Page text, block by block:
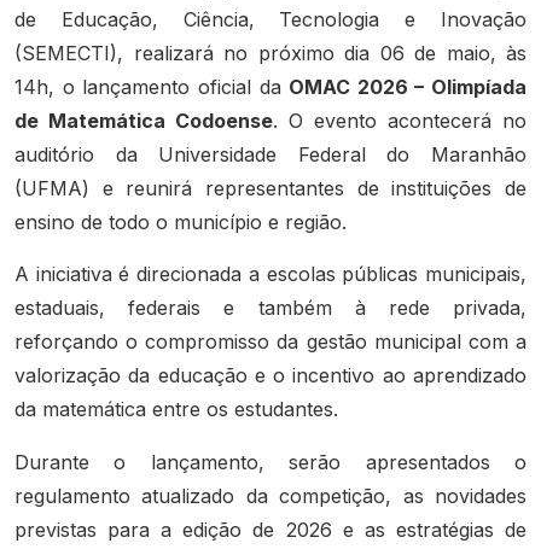
de Educação, Ciência, Tecnologia e Inovação
(SEMECTI), realizará no próximo dia 06 de maio, às
14h, o lançamento oficial da OMAC 2026 – Olimpíada
de Matemática Codoense. O evento acontecerá no
auditório da Universidade Federal do Maranhão
(UFMA) e reunirá representantes de instituições de
ensino de todo o município e região.
A iniciativa é direcionada a escolas públicas municipais,
estaduais, federais e também à rede privada,
reforçando o compromisso da gestão municipal com a
valorização da educação e o incentivo ao aprendizado
da matemática entre os estudantes.
Durante o lançamento, serão apresentados o
regulamento atualizado da competição, as novidades
previstas para a edição de 2026 e as estratégias de